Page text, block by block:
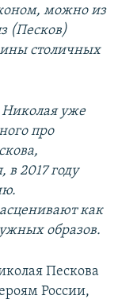
можно из
(Песков)
столичных
уже
про
в 2017 году
как
образов.
Пескова
России,